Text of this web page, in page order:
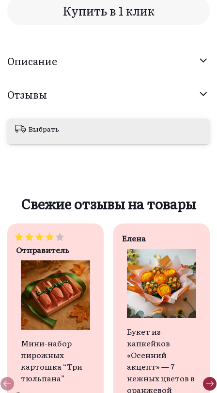
Купить в 1 клик
Описание
Отзывы
Выбрать
Свежие отзывы на товары
Отправитель
Мини-набор
пирожных
картошка “Три
тюльпана”
Елена
Букет из
капкейков
«Осенний
акцент» — 7
нежных цветов в
оранжевой